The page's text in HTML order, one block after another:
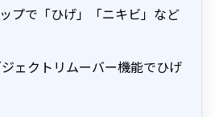
プで「ひげ」「ニキビ」など
ェクトリムーバー機能でひげ